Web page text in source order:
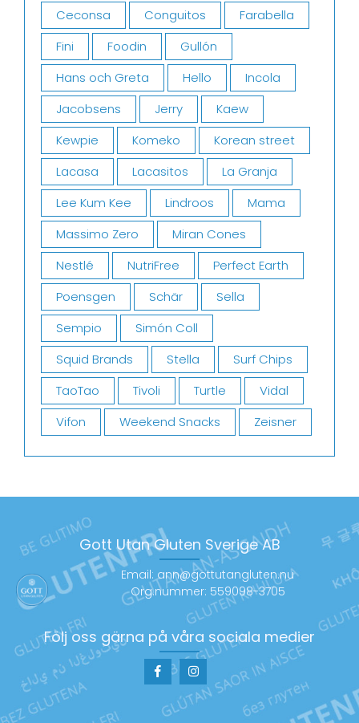
Ceconsa
Conguitos
Farabella
Fini
Foodin
Gullón
Hans och Greta
Hello
Incola
Jacobsens
Jerry
Kaew
Kewpie
Komeko
Korean street
Lacasa
Lacasitos
La Granja
Lee Kum Kee
Lindroos
Mama
Massimo Zero
Miran Cones
Nestlé
NutriFree
Perfect Earth
Poensgen
Schär
Sella
Sempio
Simón Coll
Squid Brands
Stella
Surf Chips
TaoTao
Tivoli Turtle
Vidal
Vifon
Weekend Snacks Zeisner
Gott Utan Gluten Sverige AB
Email: ann@gottutangluten.nu
Org.nummer: 559098-3705
Följ oss gärna på våra sociala medier